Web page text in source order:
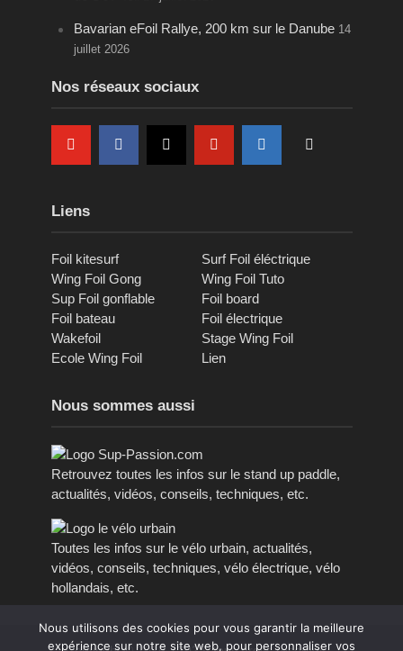
Bavarian eFoil Rallye, 200 km sur le Danube 14
juillet 2026
Nos réseaux sociaux
Liens
Foil kitesurf
Surf Foil éléctrique
Wing Foil Gong
Wing Foil Tuto
Sup Foil gonflable
Foil board
Foil bateau
Foil électrique
Wakefoil
Stage Wing Foil
Ecole Wing Foil
Lien
Nous sommes aussi
Retrouvez toutes les infos sur le stand up paddle,
actualités, vidéos, conseils, techniques, etc.
Toutes les infos sur le vélo urbain, actualités,
vidéos, conseils, techniques, vélo électrique, vélo
hollandais, etc.
Nous utilisons des cookies pour vous garantir la meilleure
expérience sur notre site web, pour personnaliser vos